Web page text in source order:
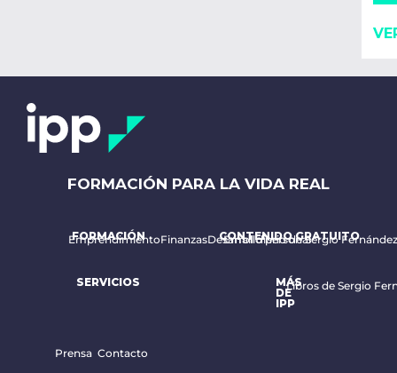
FORMACIÓN PARA LA VIDA REAL
FORMACIÓN
EmprendimientoFinanzasDesarrollo personal
CONTENIDO GRATUITO
Email diario de Sergio Fernández
SERVICIOS
MÁS
DE
IPP
Libros de Sergio
Prensa Contacto